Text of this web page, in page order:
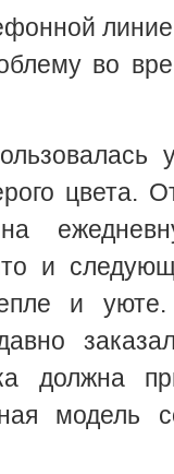
во
цвета.
и
и
должна
модель